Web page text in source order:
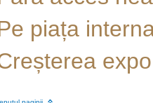
piața